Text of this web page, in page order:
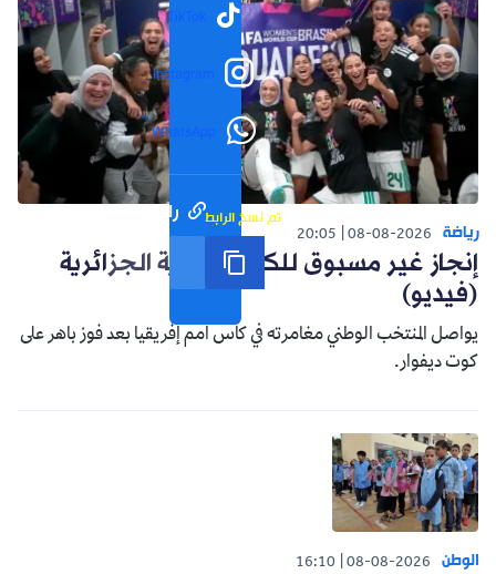
TikTok
Instagram
WhatsApp
رابط مختصر تم نسخ الرابط
رياضة 08-08-2026
20:05
إنجاز غير مسبوق للكرة النسوية الجزائرية
(فيديو)
يواصل المنتخب الوطني مغامرته في كأس أمم إفريقيا بعد فوز باهر على
كوت ديفوار.
الوطن 08-08-2026
16:10